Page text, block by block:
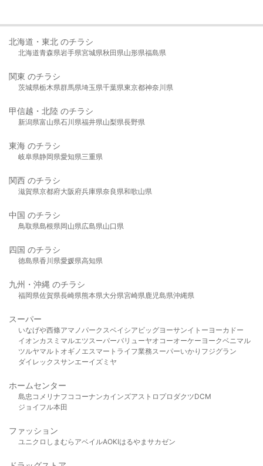
北海道・東北 のチラシ
北海道青森県岩手県宮城県秋田県山形県福島県
関東 のチラシ
茨城県栃木県群馬県埼玉県千葉県東京都神奈川県
甲信越・北陸 のチラシ
新潟県富山県石川県福井県山梨県長野県
東海 のチラシ
岐阜県静岡県愛知県三重県
関西 のチラシ
滋賀県京都府大阪府兵庫県奈良県和歌山県
中国 のチラシ
鳥取県島根県岡山県広島県山口県
四国 のチラシ
徳島県香川県愛媛県高知県
九州・沖縄 のチラシ
福岡県佐賀県長崎県熊本県大分県宮崎県鹿児島県沖縄県
スーパー
いなげや西條アマノパークスベイシア ビッグヨーサンイトーヨーカドー
イオンカスミ マルエツスーパーバリューヤオコーオーケー ヨークベニマル
ツルヤマルト オギノ エスマート ライフ業務スーパーいかり フジグラン
ダイレックスサンエーイズミヤ
ホームセンター
島忠 コメリ ナフコ コーナンカインズアストロプロダクツDCM
ジョイフル本田
ファッション
ユニクロ しまむら アベイルAOKIはるやま サカゼン